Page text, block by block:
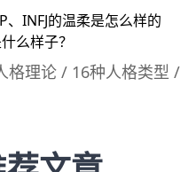
、INFJ的温柔是怎么样的
么样子？
格理论 / 16种人格类型 /